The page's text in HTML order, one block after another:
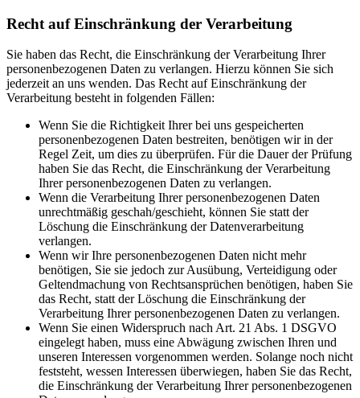
Recht auf Einschränkung der Verarbeitung
Sie haben das Recht, die Einschränkung der Verarbeitung Ihrer
personenbezogenen Daten zu verlangen. Hierzu können Sie sich
jederzeit an uns wenden. Das Recht auf Einschränkung der
Verarbeitung besteht in folgenden Fällen:
Wenn Sie die Richtigkeit Ihrer bei uns gespeicherten
personenbezogenen Daten bestreiten, benötigen wir in der
Regel Zeit, um dies zu überprüfen. Für die Dauer der Prüfung
haben Sie das Recht, die Einschränkung der Verarbeitung
Ihrer personenbezogenen Daten zu verlangen.
Wenn die Verarbeitung Ihrer personenbezogenen Daten
unrechtmäßig geschah/geschieht, können Sie statt der
Löschung die Einschränkung der Datenverarbeitung
verlangen.
Wenn wir Ihre personenbezogenen Daten nicht mehr
benötigen, Sie sie jedoch zur Ausübung, Verteidigung oder
Geltendmachung von Rechtsansprüchen benötigen, haben Sie
das Recht, statt der Löschung die Einschränkung der
Verarbeitung Ihrer personenbezogenen Daten zu verlangen.
Wenn Sie einen Widerspruch nach Art. 21 Abs. 1 DSGVO
eingelegt haben, muss eine Abwägung zwischen Ihren und
unseren Interessen vorgenommen werden. Solange noch nicht
feststeht, wessen Interessen überwiegen, haben Sie das Recht,
die Einschränkung der Verarbeitung Ihrer personenbezogenen